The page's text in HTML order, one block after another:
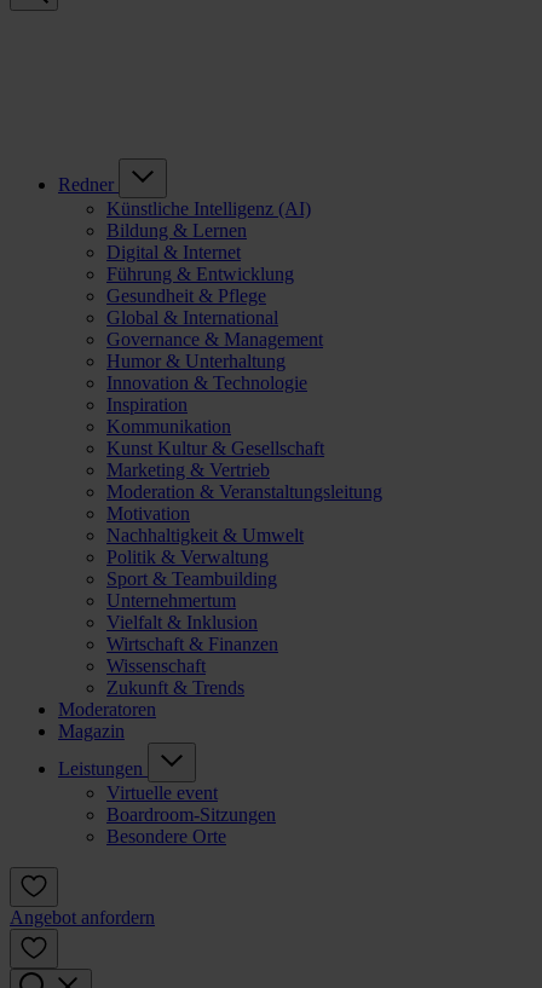
Redner
Künstliche Intelligenz (AI)
Bildung & Lernen
Digital & Internet
Führung & Entwicklung
Gesundheit & Pflege
Global & International
Governance & Management
Humor & Unterhaltung
Innovation & Technologie
Inspiration
Kommunikation
Kunst Kultur & Gesellschaft
Marketing & Vertrieb
Moderation & Veranstaltungsleitung
Motivation
Nachhaltigkeit & Umwelt
Politik & Verwaltung
Sport & Teambuilding
Unternehmertum
Vielfalt & Inklusion
Wirtschaft & Finanzen
Wissenschaft
Zukunft & Trends
Moderatoren
Magazin
Leistungen
Virtuelle event
Boardroom-Sitzungen
Besondere Orte
Angebot anfordern